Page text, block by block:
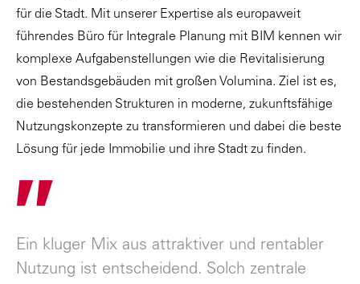
für die Stadt. Mit unserer Expertise als europaweit
führendes Büro für Integrale Planung mit BIM kennen wir
komplexe Aufgabenstellungen wie die Revitalisierung
von Bestandsgebäuden mit großen Volumina. Ziel ist es,
die bestehenden Strukturen in moderne, zukunftsfähige
Nutzungskonzepte zu transformieren und dabei die beste
Lösung für jede Immobilie und ihre Stadt zu finden.
Ein kluger Mix aus attraktiver und rentabler
Nutzung ist entscheidend. Solch zentrale